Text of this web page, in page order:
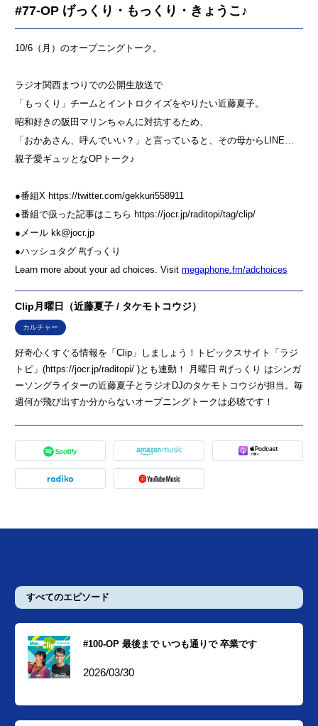
#77-OP げっくり・もっくり・きょうこ♪
10/6（月）のオープニングトーク。
ラジオ関西まつりでの公開生放送で
「もっくり」チームとイントロクイズをやりたい近藤夏子。
昭和好きの阪田マリンちゃんに対抗するため、
「おかあさん、呼んでいい？」と言っていると、その母からLINE…
親子愛ギュッとなOPトーク♪
●番組X https://twitter.com/gekkuri558911
●番組で扱った記事はこちら https://jocr.jp/raditopi/tag/clip/
●メール kk@jocr.jp
●ハッシュタグ #げっくり
Learn more about your ad choices. Visit megaphone.fm/adchoices
Clip月曜日（近藤夏子 / タケモトコウジ）
カルチャー
好奇心くすぐる情報を「Clip」しましょう！トピックスサイト「ラジ
トピ」(https://jocr.jp/raditopi/ )とも連動！ 月曜日 #げっくり はシンガ
ーソングライターの近藤夏子とラジオDJのタケモトコウジが担当。毎
週何が飛び出すか分からないオープニングトークは必聴です！
すべてのエピソード
#100-OP 最後まで いつも通りで 卒業です
2026/03/30